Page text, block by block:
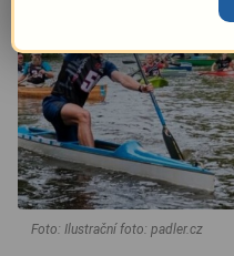
Foto: Ilustrační foto: padler.cz